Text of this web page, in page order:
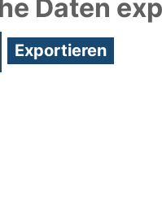
Daten